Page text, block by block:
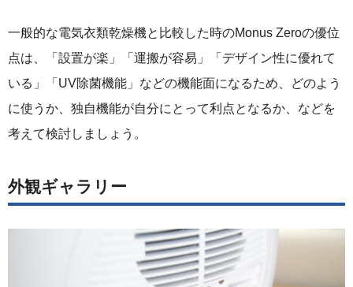
一般的な電気衣類乾燥機と比較した時のMonus Zeroの優位
点は、「設置が楽」「運搬が容易」「デザイン性に優れて
いる」「UV除菌機能」などの機能面になるため、どのよう
に使うか、独自機能が自分にとって利点となるか、などを
考えて検討しましょう。
外観ギャラリー